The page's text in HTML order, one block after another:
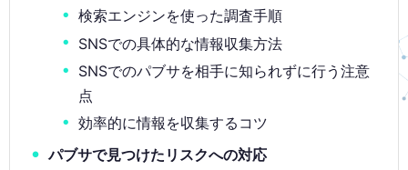
検索エンジンを使った調査手順
SNSでの具体的な情報収集方法
SNSでのパブサを相手に知られずに行う注意
点
効率的に情報を収集するコツ
パブサで見つけたリスクへの対応